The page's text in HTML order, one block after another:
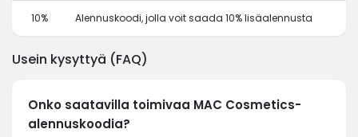
10% Alennuskoodi, jolla voit saada 10% lisäalennusta
Usein kysyttyä (FAQ)
Onko saatavilla toimivaa MAC Cosmetics-
alennuskoodia?